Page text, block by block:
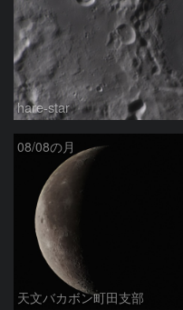
hare-star
08/08の月
天文バカボン町田支部